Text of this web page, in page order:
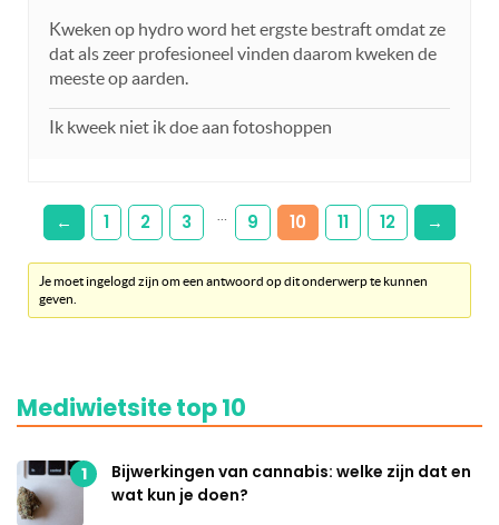
Kweken op hydro word het ergste bestraft omdat ze
dat als zeer profesioneel vinden daarom kweken de
meeste op aarden.
Ik kweek niet ik doe aan fotoshoppen
← 1 2 3 9 10 11 12 →
Je moet ingelogd zijn om een antwoord op dit onderwerp te kunnen
geven.
Mediwietsite top 10
1
Bijwerkingen van cannabis: welke zijn dat en
wat kun je doen?